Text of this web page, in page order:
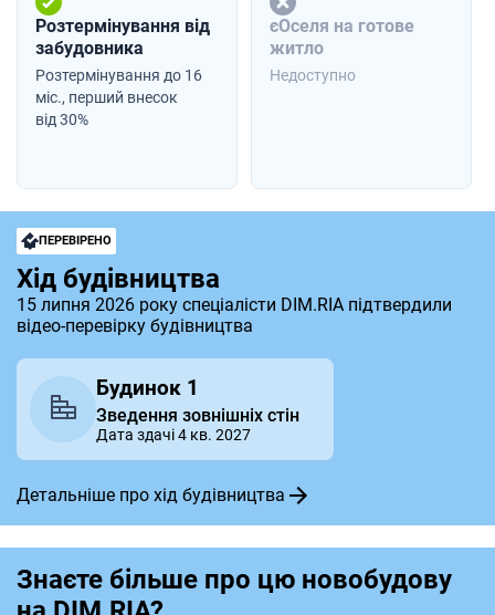
Розтермінування від
забудовника
Розтермінування до 16
міс., перший внесок
від 30%
єОселя на готове
житло
Недоступно
ПЕРЕВІРЕНО
Хід будівництва
15 липня 2026 року спеціалісти DIM.RIA підтвердили
відео-перевірку будівництва
Будинок 1
Зведення зовнішніх стін
Дата здачі 4 кв. 2027
Детальніше про хід будівництва
Знаєте більше про цю новобудову